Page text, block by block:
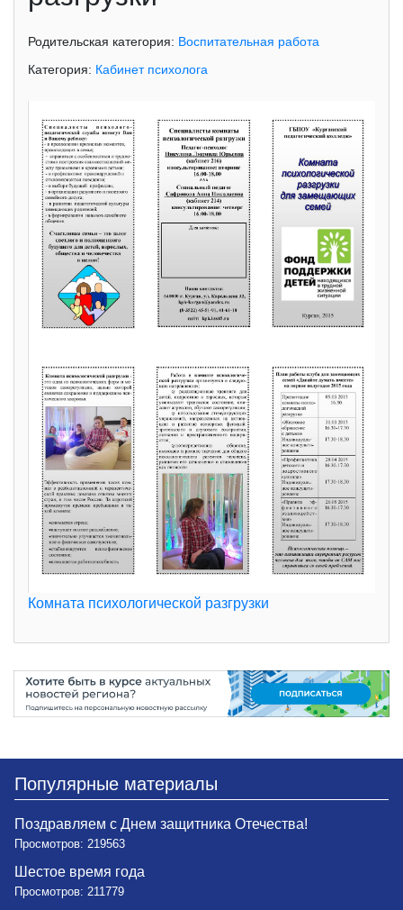
Родительская категория: Воспитательная работа
Категория: Кабинет психолога
Комната психологической разгрузки
Популярные материалы
Поздравляем с Днем защитника Отечества!
Просмотров: 219563
Шестое время года
Просмотров: 211779